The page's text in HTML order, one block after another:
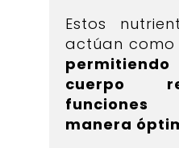
Estos
actúan
cuerpo
manera